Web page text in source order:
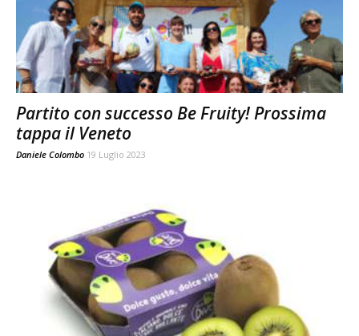
Partito con successo Be Fruity! Prossima
tappa il Veneto
Daniele Colombo 19 Luglio 2023